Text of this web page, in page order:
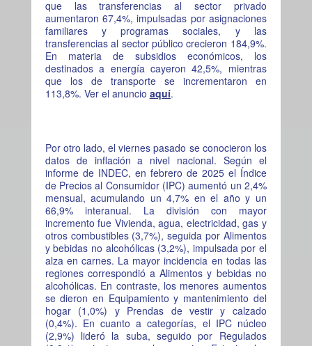
que las transferencias al sector privado
aumentaron 67,4%, impulsadas por asignaciones
familiares y programas sociales, y las
transferencias al sector público crecieron 184,9%.
En materia de subsidios económicos, los
destinados a energía cayeron 42,5%, mientras
que los de transporte se incrementaron en
113,8%. Ver el anuncio aquí.
Por otro lado, el viernes pasado se conocieron los
datos de inflación a nivel nacional. Según el
informe de INDEC, en febrero de 2025 el Índice
de Precios al Consumidor (IPC) aumentó un 2,4%
mensual, acumulando un 4,7% en el año y un
66,9% interanual. La división con mayor
incremento fue Vivienda, agua, electricidad, gas y
otros combustibles (3,7%), seguida por Alimentos
y bebidas no alcohólicas (3,2%), impulsada por el
alza en carnes. La mayor incidencia en todas las
regiones correspondió a Alimentos y bebidas no
alcohólicas. En contraste, los menores aumentos
se dieron en Equipamiento y mantenimiento del
hogar (1,0%) y Prendas de vestir y calzado
(0,4%). En cuanto a categorías, el IPC núcleo
(2,9%) lideró la suba, seguido por Regulados